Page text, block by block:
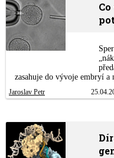
zasahuje do vývoje embryí
Jaroslav Petr